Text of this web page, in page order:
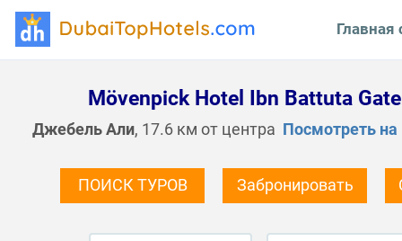
Главная
Mövenpick Hotel Ibn Battuta Gate
Джебель Али, 17.6 км от центра Посмотреть на
Забронировать
ПОИСК ТУРОВ